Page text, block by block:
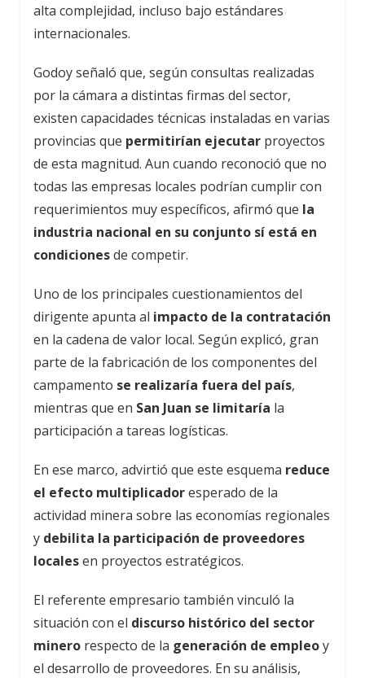
alta complejidad, incluso bajo estándares
internacionales.
Godoy señaló que, según consultas realizadas
por la cámara a distintas firmas del sector,
existen capacidades técnicas instaladas en varias
provincias que permitirían ejecutar proyectos
de esta magnitud. Aun cuando reconoció que no
todas las empresas locales podrían cumplir con
requerimientos muy específicos, afirmó que la
industria nacional en su conjunto sí está en
condicionesde competir.
Uno de los principales cuestionamientos del
dirigente apunta al impacto de la contratación
en la cadena de valor local. Según explicó, gran
parte de la fabricación de los componentes del
campamento se realizaría fuera del país,
mientras que en San Juan se limitaría la
participación a tareas logísticas.
En ese marco, advirtió que este esquema reduce
el efecto multiplicadoresperado de la
actividad minera sobre las economías regionales
y debilita la participación de proveedores
localesen proyectos estratégicos.
El referente empresario también vinculó la
situación con el discurso histórico del sector
minero respecto de la generación de empleoy
el desarrollo de proveedores. En su análisis,